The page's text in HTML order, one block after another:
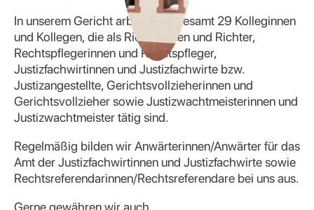
In unserem Gericht arbeiten insgesamt 29 Kolleginnen
und Kollegen, die als Richterinnen und Richter,
Rechtspflegerinnen und Rechtspfleger,
Justizfachwirtinnen und Justizfachwirte bzw.
Justizangestellte, Gerichtsvollzieherinnen und
Gerichtsvollzieher sowie Justizwachtmeisterinnen und
Justizwachtmeister tätig sind.
Regelmäßig bilden wir Anwärterinnen/Anwärter für das
Amt der Justizfachwirtinnen und Justizfachwirte sowie
Rechtsreferendarinnen/Rechtsreferendare bei uns aus.
Gerne gewähren wir auch